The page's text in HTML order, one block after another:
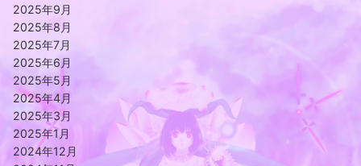
2025年9月
2025年8月
2025年7月
2025年6月
2025年5月
2025年4月
2025年3月
2025年1月
2024年12月